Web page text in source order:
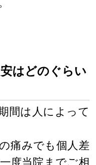
はどのぐらい
間は人によって
痛みでも個人差
度当院までご相